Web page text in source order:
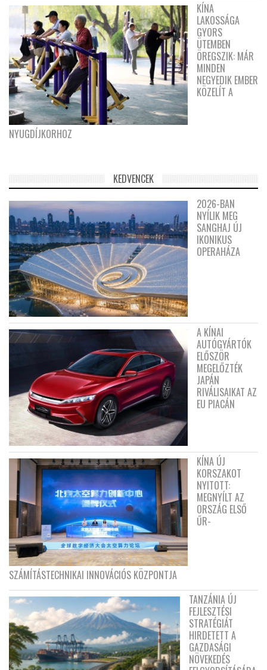
KÍNA
LAKOSSÁGA
GYORS
ÜTEMBEN
ÖREGSZIK: MÁR
MINDEN
NEGYEDIK EMBER
KÖZELÍT A
NYUGDÍJKORHOZ
KEDVENCEK
2026-BAN
NYÍLIK MEG
SANGHAJ ÚJ
IKONIKUS
OPERAHÁZA
A KÍNAI
AUTÓGYÁRTÓK
ELŐSZÖR
MEGELŐZTÉK
JAPÁN
RIVÁLISAIKAT AZ
EU PIACÁN
KÍNA ÚJ
KORSZAKOT
NYITOTT:
MEGNYÍLT AZ
ORSZÁG ELSŐ
ŰR-
SZÁMÍTÁSTECHNIKAI INNOVÁCIÓS KÖZPONTJA
TANZÁNIA ÚJ
FEJLESZTÉSI
STRATÉGIÁT
HIRDETETT A
GAZDASÁGI
NÖVEKEDÉS